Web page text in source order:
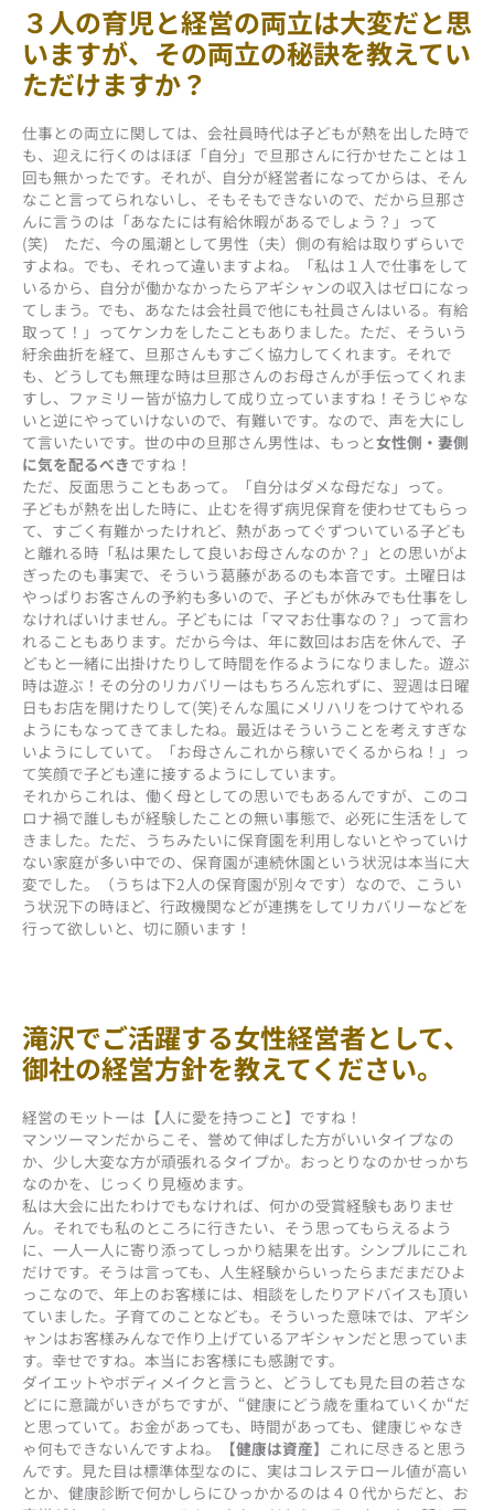
３人の育児と経営の両立は大変だと思
いますが、その両立の秘訣を教えてい
ただけますか？
仕事との両立に関しては、会社員時代は子どもが熱を出した時で
も、迎えに行くのはほぼ「自分」で旦那さんに行かせたことは１
回も無かったです。それが、自分が経営者になってからは、そん
なこと言ってられないし、そもそもできないので、だから旦那さ
んに言うのは「あなたには有給休暇があるでしょう？」って
(笑) ただ、今の風潮として男性（夫）側の有給は取りずらいで
すよね。でも、それって違いますよね。「私は１人で仕事をして
いるから、自分が働かなかったらアギシャンの収入はゼロになっ
てしまう。でも、あなたは会社員で他にも社員さんはいる。有給
取って！」ってケンカをしたこともありました。ただ、そういう
紆余曲折を経て、旦那さんもすごく協力してくれます。それで
も、どうしても無理な時は旦那さんのお母さんが手伝ってくれま
すし、ファミリー皆が協力して成り立っていますね！そうじゃな
いと逆にやっていけないので、有難いです。なので、声を大にし
て言いたいです。世の中の旦那さん男性は、もっと女性側・妻側
に気を配るべきですね！
ただ、反面思うこともあって。「自分はダメな母だな」って。
子どもが熱を出した時に、止むを得ず病児保育を使わせてもらっ
て、すごく有難かったけれど、熱があってぐずついている子ども
と離れる時「私は果たして良いお母さんなのか？」との思いがよ
ぎったのも事実で、そういう葛藤があるのも本音です。土曜日は
やっぱりお客さんの予約も多いので、子どもが休みでも仕事をし
なければいけません。子どもには「ママお仕事なの？」って言わ
れることもあります。だから今は、年に数回はお店を休んで、子
どもと一緒に出掛けたりして時間を作るようになりました。遊ぶ
時は遊ぶ！その分のリカバリーはもちろん忘れずに、翌週は日曜
日もお店を開けたりして(笑)そんな風にメリハリをつけてやれる
ようにもなってきてましたね。最近はそういうことを考えすぎな
いようにしていて。「お母さんこれから稼いでくるからね！」っ
て笑顔で子ども達に接するようにしています。
それからこれは、働く母としての思いでもあるんですが、このコ
ロナ禍で誰しもが経験したことの無い事態で、必死に生活をして
きました。ただ、うちみたいに保育園を利用しないとやっていけ
ない家庭が多い中での、保育園が連続休園という状況は本当に大
変でした。（うちは下2人の保育園が別々です）なので、こうい
う状況下の時ほど、行政機関などが連携をしてリカバリーなどを
行って欲しいと、切に願います！
滝沢でご活躍する女性経営者として、
御社の経営方針を教えてください。
経営のモットーは【人に愛を持つこと】ですね！
マンツーマンだからこそ、誉めて伸ばした方がいいタイプなの
か、少し大変な方が頑張れるタイプか。おっとりなのかせっかち
なのかを、じっくり見極めます。
私は大会に出たわけでもなければ、何かの受賞経験もありませ
ん。それでも私のところに行きたい、そう思ってもらえるよう
に、一人一人に寄り添ってしっかり結果を出す。シンプルにこれ
だけです。そうは言っても、人生経験からいったらまだまだひよ
っこなので、年上のお客様には、相談をしたりアドバイスも頂い
ていました。子育てのことなども。そういった意味では、アギシ
ャンはお客様みんなで作り上げているアギシャンだと思っていま
す。幸せですね。本当にお客様にも感謝です。
ダイエットやボディメイクと言うと、どうしても見た目の若さな
どにに意識がいきがちですが、“健康にどう歳を重ねていくか“だ
と思っていて。お金があっても、時間があっても、健康じゃなき
ゃ何もできないんですよね。
【健康は資産】 これに尽きると思う
んです。見た目は標準体型なのに、実はコレステロール値が高い
とか、健康診断で何かしらにひっかかるのは４０代からだと、お